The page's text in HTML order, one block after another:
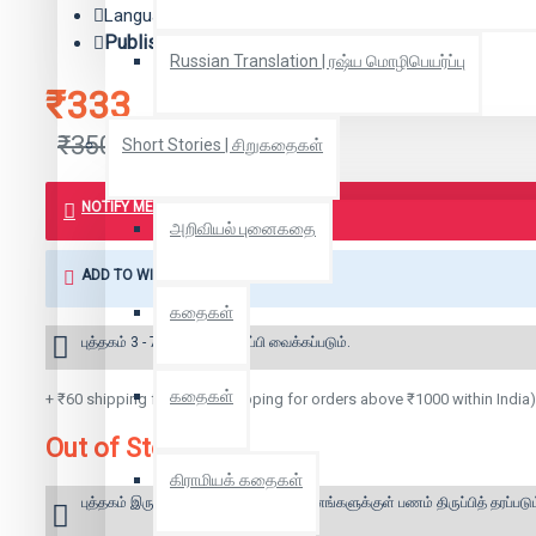
Russian Translation | ரஷ்ய மொழிபெயர்ப்பு
Short Stories | சிறுகதைகள்
அறிவியல் புனைகதை
கதைகள்
கதைகள்
கிராமியக் கதைகள்
₹333
₹350
Language: English
Publisher:
NOTIFY ME WHEN BOOK IS AVAILABLE
ADD TO WISH LIST
புத்தகம் 3 - 7 நாட்களில் அனுப்பி வைக்கப்படும்.
+ ₹60 shipping fee* (Free shipping for orders above ₹1000 within India)
Out of Stock
புத்தகம் இருப்பில் இல்லை என்றால் 10 தினங்களுக்குள் பணம் திருப்பித்